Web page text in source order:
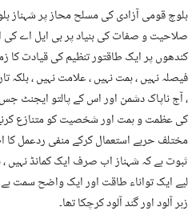
بلوچ قومی آزادی کی مسلح محاز پر شہناز
صلاحیت و صفات کی بنیاد پر بی ایل اے کی
کندھوں پر ایک طاقتور تنظیم کی قیادت
فیصلہ نہیں ، ہمت نہیں ، علامت نہیں ، بلکہ
، آج ناپاک دشمن اور اس کے پالتو
کی عظمت و ہمت اور شخصیت کو متنازع
مختلف حربے استعمال کرکے منفی ردعمل
ثبوت ہے کہ شہناز اب صرف ایک کمانڈ نہیں
لیے ایک تواناء طاقت اور ایک واضح سمت
زہر آلود اور گند آلود کرچکا تھا۔